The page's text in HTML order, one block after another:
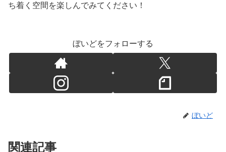
ち着く空間を楽しんでみてください！
ぼいどをフォローする
ぼいど
関連記事